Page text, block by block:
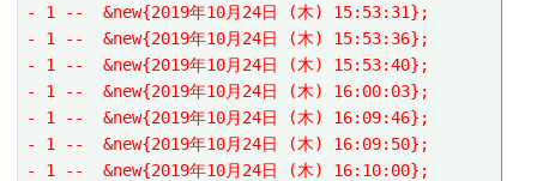
- 1 --  &new{2019年10月24日 (木) 15:53:31};
- 1 --  &new{2019年10月24日 (木) 15:53:36};
- 1 --  &new{2019年10月24日 (木) 15:53:40};
- 1 --  &new{2019年10月24日 (木) 16:00:03};
- 1 --  &new{2019年10月24日 (木) 16:09:46};
- 1 --  &new{2019年10月24日 (木) 16:09:50};
- 1 --  &new{2019年10月24日 (木) 16:10:00};